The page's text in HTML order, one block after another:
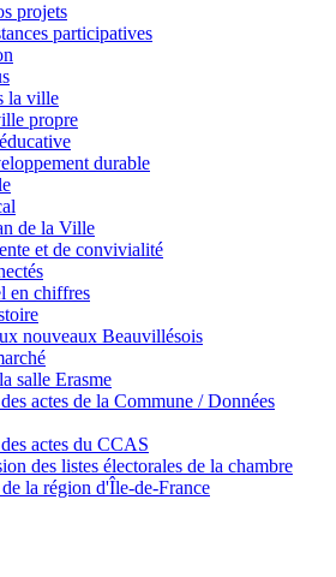
projets
participatives
la ville
propre
durable
de la Ville
et de convivialité
en chiffres
nouveaux Beauvillésois
salle Erasme
actes de la Commune / Données
actes du CCAS
des listes électorales de la chambre
la région d'Île-de-France